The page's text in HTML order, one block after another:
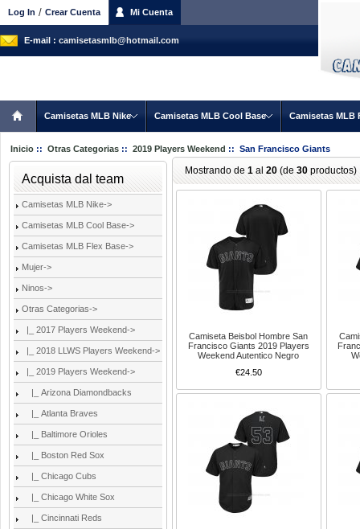
Log In / Crear Cuenta Mi Cuenta
E-mail : camisetasmlb@hotmail.com
Camisetas MLB Nike Camisetas MLB Cool Base Camisetas MLB
Inicio :: Otras Categorias :: 2019 Players Weekend :: San Francisco Giants
Acquista dal team
Camisetas MLB Nike->
Camisetas MLB Cool Base->
Camisetas MLB Flex Base->
Mujer->
Ninos->
Otras Categorias->
|_ 2017 Players Weekend->
|_ 2018 LLWS Players Weekend->
|_ 2019 Players Weekend->
|_ Arizona Diamondbacks
|_ Atlanta Braves
|_ Baltimore Orioles
|_ Boston Red Sox
|_ Chicago Cubs
|_ Chicago White Sox
|_ Cincinnati Reds
Mostrando de 1 al 20 (de 30 productos)
Camiseta Beisbol Hombre San
Francisco Giants 2019 Players
Weekend Autentico Negro
€24.50